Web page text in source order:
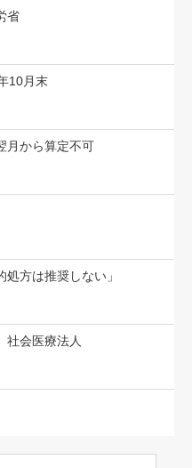
省
10月末
月から算定不可
方は推奨しない」
社会医療法人